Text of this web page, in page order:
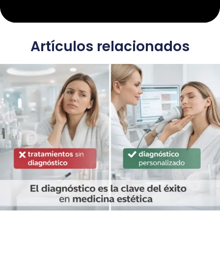
Artículos relacionados